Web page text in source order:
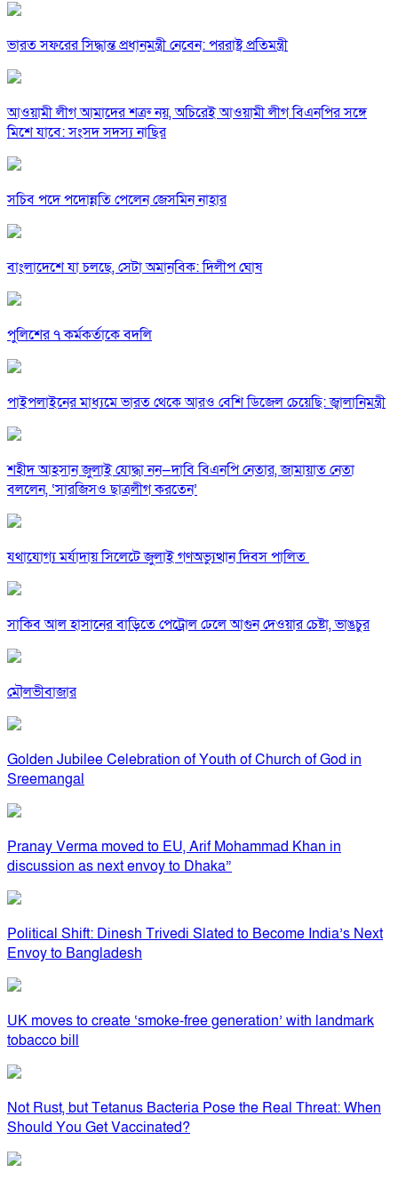
ভারত সফরের সিদ্ধান্ত প্রধানমন্ত্রী নেবেন: পররাষ্ট্র প্রতিমন্ত্রী
আওয়ামী লীগ আমাদের শত্রু নয়, অচিরেই আওয়ামী লীগ বিএনপির সঙ্গে
মিশে যাবে: সংসদ সদস্য নাছির
সচিব পদে পদোন্নতি পেলেন জেসমিন নাহার
বাংলাদেশে যা চলছে, সেটা অমানবিক: দিলীপ ঘোষ
পুলিশের ৭ কর্মকর্তাকে বদলি
পাইপলাইনের মাধ্যমে ভারত থেকে আরও বেশি ডিজেল চেয়েছি: জ্বালানিমন্ত্রী
শহীদ আহসান জুলাই যোদ্ধা নন—দাবি বিএনপি নেতার, জামায়াত নেতা
বললেন, ‘সারজিসও ছাত্রলীগ করতেন’
যথাযোগ্য মর্যাদায় সিলেটে জুলাই গণঅভ্যুত্থান দিবস পালিত
সাকিব আল হাসানের বাড়িতে পেট্রোল ঢেলে আগুন দেওয়ার চেষ্টা, ভাঙচুর
মৌলভীবাজার
Golden Jubilee Celebration of Youth of Church of God in
Sreemangal
Pranay Verma moved to EU, Arif Mohammad Khan in
discussion as next envoy to Dhaka”
Political Shift: Dinesh Trivedi Slated to Become India’s Next
Envoy to Bangladesh
UK moves to create ‘smoke-free generation’ with landmark
tobacco bill
Not Rust, but Tetanus Bacteria Pose the Real Threat: When
Should You Get Vaccinated?